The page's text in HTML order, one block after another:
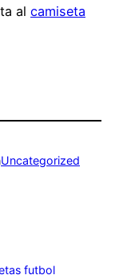
al camiseta
Uncategorized
futbol